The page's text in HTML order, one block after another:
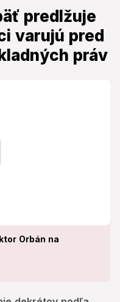
predlžuje
varujú pred
práv
Orbán na
predlžuje
pred
práv